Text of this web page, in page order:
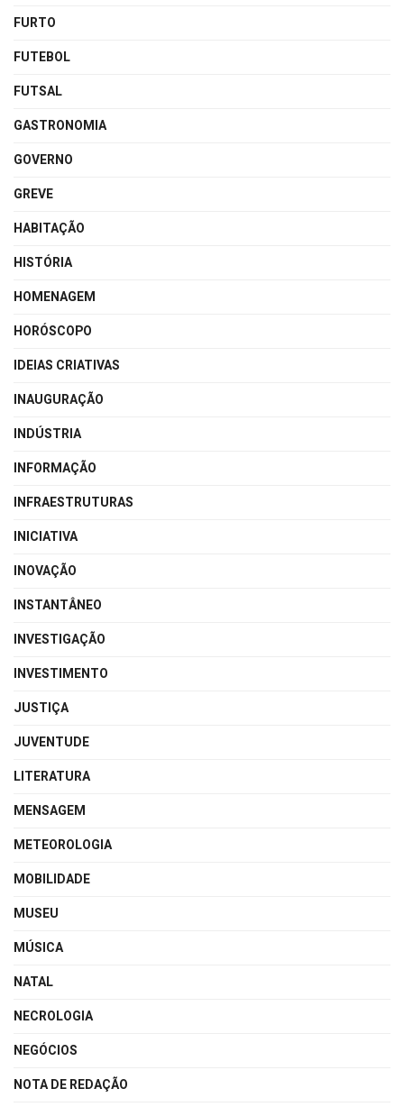
FURTO
FUTEBOL
FUTSAL
GASTRONOMIA
GOVERNO
GREVE
HABITAÇÃO
HISTÓRIA
HOMENAGEM
HORÓSCOPO
IDEIAS CRIATIVAS
INAUGURAÇÃO
INDÚSTRIA
INFORMAÇÃO
INFRAESTRUTURAS
INICIATIVA
INOVAÇÃO
INSTANTÂNEO
INVESTIGAÇÃO
INVESTIMENTO
JUSTIÇA
JUVENTUDE
LITERATURA
MENSAGEM
METEOROLOGIA
MOBILIDADE
MUSEU
MÚSICA
NATAL
NECROLOGIA
NEGÓCIOS
NOTA DE REDAÇÃO